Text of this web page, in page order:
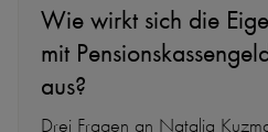
Wie wirkt sich die
mit
aus?
Drei Fragen an Natalia